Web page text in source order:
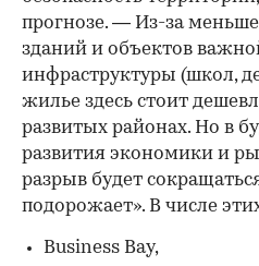
прогнозе. — Из-за
зданий и объектов
инфраструктуры (школ,
жилье здесь стоит
развитых районах. Но в
развития экономики и
разрыв будет
подорожает». В числе
Business Bay,